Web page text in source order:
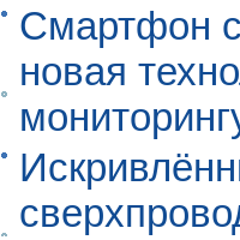
Смартфон
новая